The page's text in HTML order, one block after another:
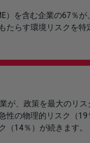
）を含む企業の67％が
たらす環境リスクを特
が、政策を最大のリス
性の物理的リスク（19
（14％）が続きます。